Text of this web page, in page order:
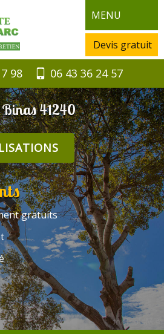
MENU
Devis gratuit
98 06 43 36 24 57
41240
gratuits